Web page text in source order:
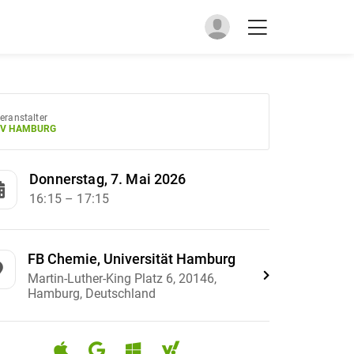
HAMBURG
Donnerstag, 7. Mai 2026
16:15– 17:15
FB Chemie, Universität Hamburg
Martin-Luther-King Platz 6, 20146,
Hamburg, Deutschland